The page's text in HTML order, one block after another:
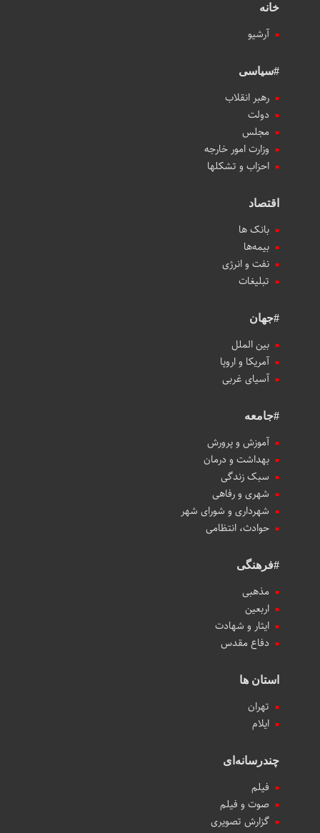
خانه
آرشیو
#سیاسی
رهبر انقلاب
دولت
مجلس
وزارت امور خارجه
احزاب و تشکلها
اقتصاد
بانک ها
بیمه‌ها
نفت و انرژی
تبلیغات
#جهان
بین الملل
آمریکا و اروپا
آسیای غربی
#جامعه
آموزش و پرورش
بهداشت و درمان
سبک زندگی
شهری و رفاهی
شهرداری و شورای شهر
حوادث، انتظامی
#فرهنگی
مذهبی
اربعین
ایثار و شهادت
دفاع مقدس
استان ها
تهران
ایلام
چندرسانه‌ای
فیلم
صوت و فیلم
گزارش تصویری